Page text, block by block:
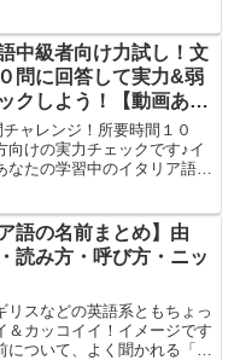
中級者向け力試し！文
問に回答して実力&弱
クしよう！【動画あ
ャレンジ！所要時間１０
けの実力チェックです♪イ
なたの学習中のイタリア語の
語の名前まとめ】由
読み方・呼び方・ニッ
リスなどの英語系ともちょっ
＆カッコイイ！イメージです
ついて、よく聞かれる「み